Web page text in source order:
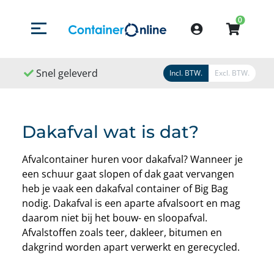
Menu openen/sluiten
Account
0
Snel geleverd Snel geregeld
Incl. BTW. Excl. BTW.
Dakafval wat is dat?
Afvalcontainer huren voor dakafval? Wanneer je
een schuur gaat slopen of dak gaat vervangen
heb je vaak een dakafval container of Big Bag
nodig. Dakafval is een aparte afvalsoort en mag
daarom niet bij het bouw- en sloopafval.
Afvalstoffen zoals teer, dakleer, bitumen en
dakgrind worden apart verwerkt en gerecycled.